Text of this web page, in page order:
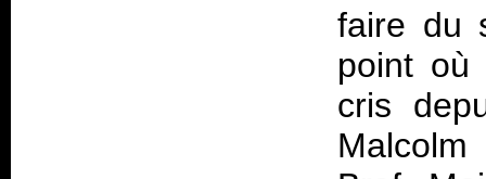
faire du
point où
cris